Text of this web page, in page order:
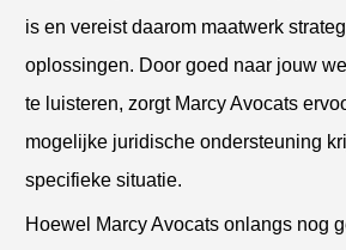
is en vereist daarom maatwerk
oplossingen. Door goed naar jouw
te luisteren, zorgt Marcy Avocats
mogelijke juridische ondersteuning
specifieke situatie.
Hoewel Marcy Avocats onlangs nog